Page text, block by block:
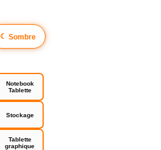
☾ Sombre
Notebook
Tablette
Stockage
Tablette
graphique